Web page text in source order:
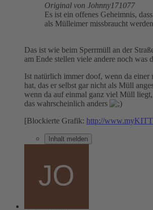
Original von Johnny171077
Es ist ein offenes Geheimnis,
als Mülleimer missbraucht
Das ist wie beim Sperrmüll an der
am Ende stellen viele andere noch was
Ist natürlich immer doof, wenn da einer
hat, das er selbst gar nicht als Müll
wenn da auf einmal ganz viel Müll liegt,
das wahrscheinlich anders
[Blockierte Grafik: http://
Inhalt melden